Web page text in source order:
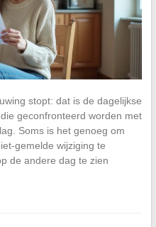
stopt: dat is de dagelijkse
geconfronteerd worden met
Soms is het genoeg om
gemelde wijziging te
de andere dag te zien